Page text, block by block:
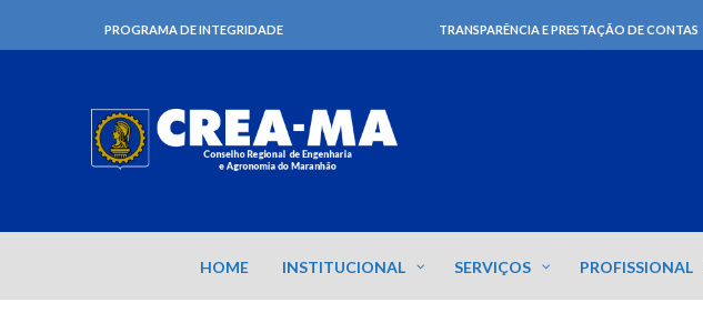
PROGRAMA DE INTEGRIDADE TRANSPARÊNCIA E PRESTAÇÃO DE CONTAS
HOME INSTITUCIONAL SERVIÇOS PROFISSIONAL